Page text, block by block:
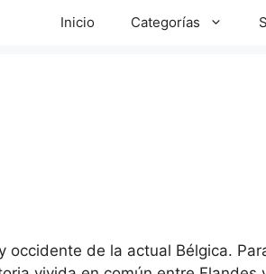
Inicio Categorías
occidente de la actual Bélgica.